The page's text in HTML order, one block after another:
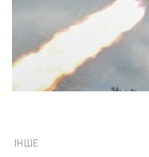
ІНШЕ